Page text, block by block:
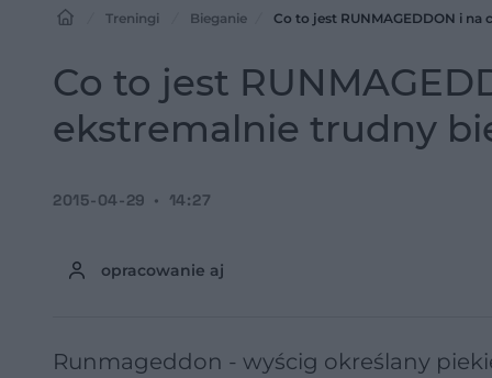
Treningi Bieganie Co to jest RUNMAGEDDON i
Co to jest
ekstremalnie trudny
opracowanie aj
2015-04-29 14:27
Runmageddon - wyścig określany